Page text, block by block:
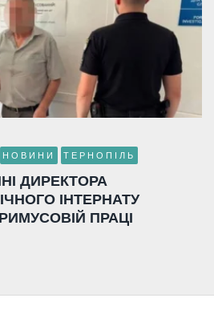
НОВИНИ ТЕРНОПІЛЬ
ДИРЕКТОРА
ІНТЕРНАТУ
ПРАЦІ